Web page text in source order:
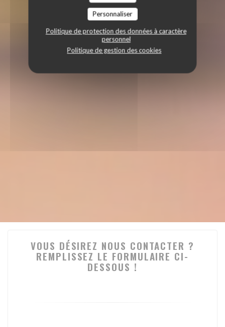
Personnaliser
Politique de protection des données à caractère
personnel
Politique de gestion des cookies
VOUS DÉSIREZ NOUS CONTACTER ?
REMPLISSEZ LE FORMULAIRE CI-
DESSOUS !